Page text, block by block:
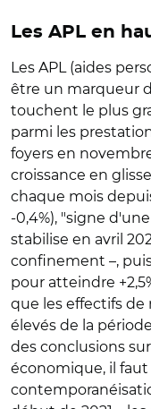
Les APL en
Les APL (aides
être un marqueur
touchent le plus
parmi les
foyers en
croissance en
chaque mois
-0,4%), "signe
stabilise en avril
confinement –,
pour atteindre
que les effectifs de
élevés de la
des conclusions
économique, il faut